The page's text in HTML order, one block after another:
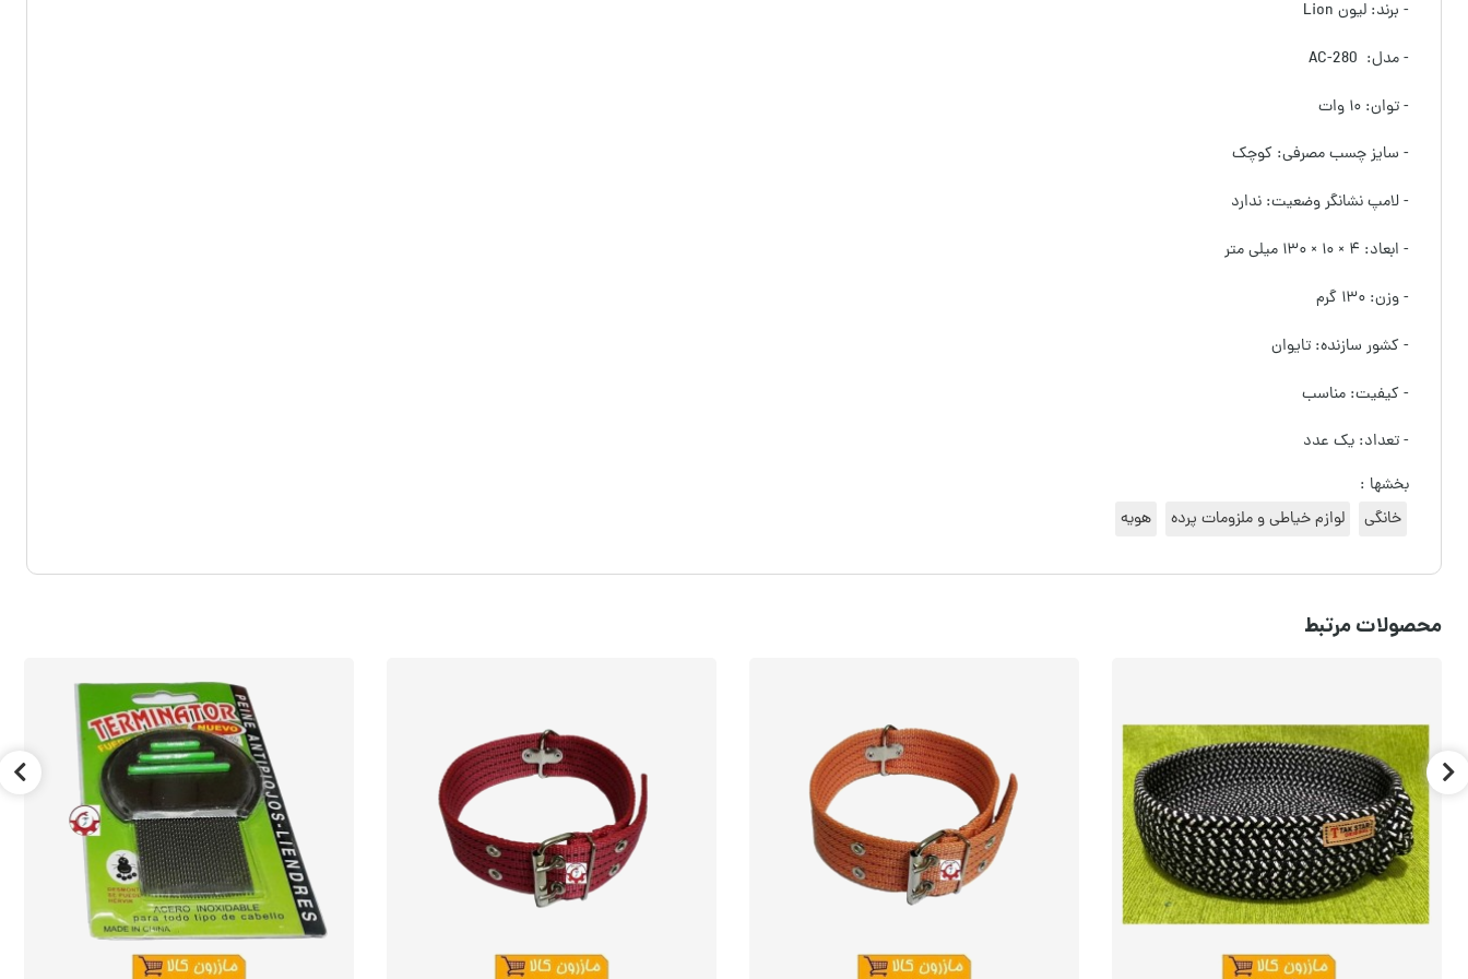
- برند:‌ لیون Lion
- مدل: AC-280
- توان: ۱۰ وات
- سایز چسب مصرفی: کوچک
- لامپ نشانگر وضعیت: ندارد
- ابعاد: ۴ × ۱۰ × ۱۳۰ میلی متر
- وزن: ۱۳۰ گرم
- کشور سازنده: تایوان
- کیفیت: مناسب
- تعداد: یک عدد
بخشها :
خانگی
لوازم خیاطی و ملزومات پرده هویه
محصولات مرتبط